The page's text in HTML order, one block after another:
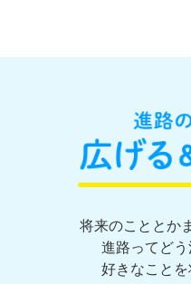
将来のこととか
進路ってど
好きなこと